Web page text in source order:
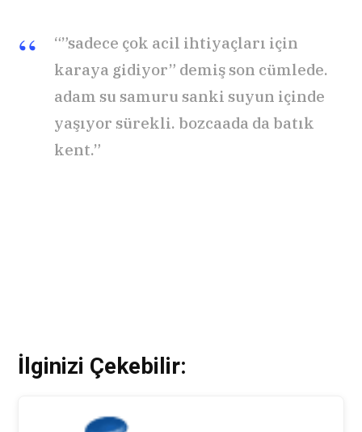
“”sadece çok acil ihtiyaçları için
karaya gidiyor” demiş son cümlede.
adam su samuru sanki suyun içinde
yaşıyor sürekli. bozcaada da batık
kent.”
İlginizi Çekebilir: